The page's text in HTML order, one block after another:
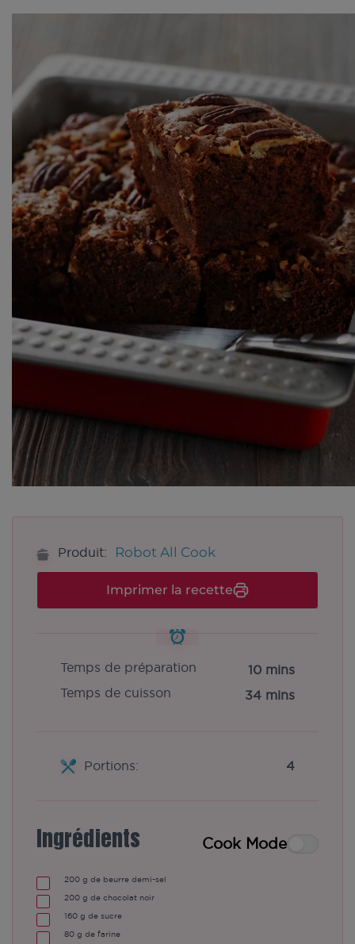
Produit: Robot All Cook
Imprimer la recette
Temps de préparation
10 mins
Temps de cuisson
34 mins
Portions: 4
Ingrédients Cook Mode
200 g de beurre demi-sel
200 g de chocolat noir
160 g de sucre
80 g de farine